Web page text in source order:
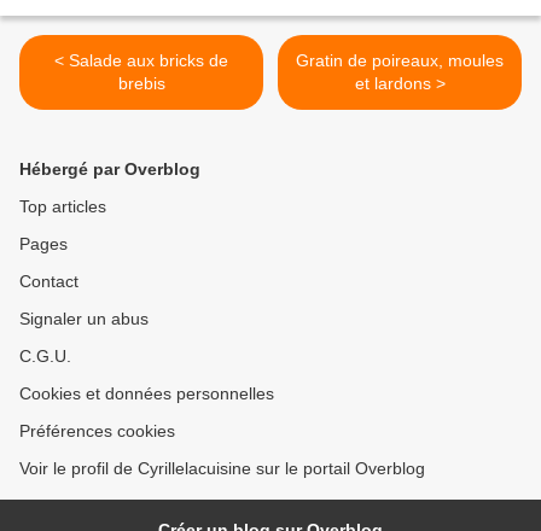
< Salade aux bricks de
brebis
Gratin de poireaux, moules
et lardons >
Hébergé par Overblog
Top articles
Pages
Contact
Signaler un abus
C.G.U.
Cookies et données personnelles
Préférences cookies
Voir le profil de Cyrillelacuisine sur le portail Overblog